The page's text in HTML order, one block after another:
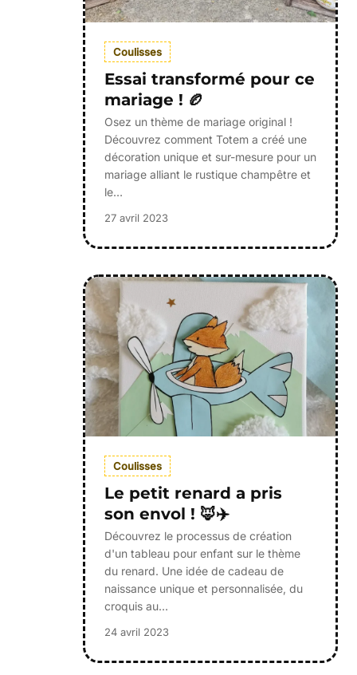
Coulisses
Essai transformé pour ce
mariage ! 🏉
Osez un thème de mariage original !
Découvrez comment Totem a créé une
décoration unique et sur-mesure pour un
mariage alliant le rustique champêtre et
le…
27 avril 2023
Coulisses
Le petit renard a pris
son envol ! 🦊✈️
Découvrez le processus de création
d'un tableau pour enfant sur le thème
du renard. Une idée de cadeau de
naissance unique et personnalisée, du
croquis au…
24 avril 2023